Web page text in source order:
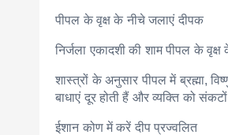
पीपल के वृक्ष के नीचे जलाएं दीपक
निर्जला एकादशी की शाम पीपल के
शास्त्रों के अनुसार पीपल में ब्रह्मा,
बाधाएं दूर होती हैं और व्यक्ति को
ईशान कोण में करें दीप प्रज्वलित